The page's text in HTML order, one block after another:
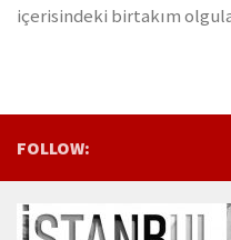
içerisindeki birtakım
FOLLOW: